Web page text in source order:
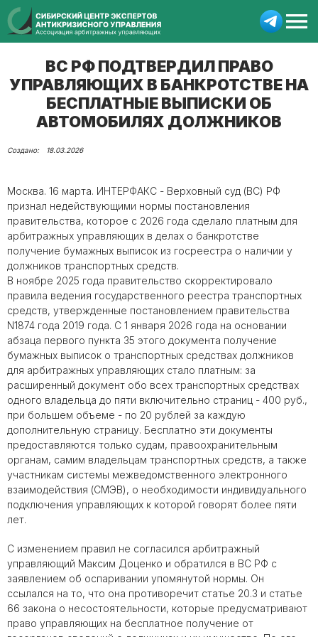
ВС РФ ПОДТВЕРДИЛ ПРАВО
УПРАВЛЯЮЩИХ В БАНКРОТСТВЕ НА
БЕСПЛАТНЫЕ ВЫПИСКИ ОБ
АВТОМОБИЛЯХ ДОЛЖНИКОВ
18.03.2026
Москва. 16 марта. ИНТЕРФАКС - Верховный суд (ВС) РФ
признал недействующими нормы постановления
правительства, которое с 2026 года сделало платным для
арбитражных управляющих в делах о банкротстве
получение бумажных выписок из госреестра о наличии у
должников транспортных средств.
В ноябре 2025 года правительство скорректировало
правила ведения государственного реестра транспортных
средств, утвержденные постановлением правительства
N1874 года 2019 года. С 1 января 2026 года на основании
абзаца первого пункта 35 этого документа получение
бумажных выписок о транспортных средствах должников
для арбитражных управляющих стало платным: за
расширенный документ обо всех транспортных средствах
одного владельца до пяти включительно страниц - 400 руб.,
при большем объеме - по 20 рублей за каждую
дополнительную страницу. Бесплатно эти документы
предоставляются только судам, правоохранительным
органам, самим владельцам транспортных средств, а также
участникам системы межведомственного электронного
взаимодействия (СМЭВ), о необходимости индивидуального
подключения управляющих к которой говорят более пяти
лет.
С изменением правил не согласился арбитражный
управляющий Максим Доценко и обратился в ВС РФ с
заявлением об оспаривании упомянутой нормы. Он
ссылался на то, что она противоречит статье 20.3 и статье
66 закона о несостоятельности, которые предусматривают
право управляющих на бесплатное получение от